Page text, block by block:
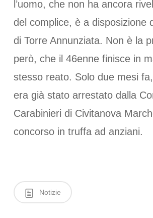
l’uomo, che non ha ancora
del complice, è a disposizione
di Torre Annunziata. Non è la
però, che il 46enne finisce in
stesso reato. Solo due mesi
era già stato arrestato dalla
Carabinieri di Civitanova
concorso in truffa ad anziani.
Notizie